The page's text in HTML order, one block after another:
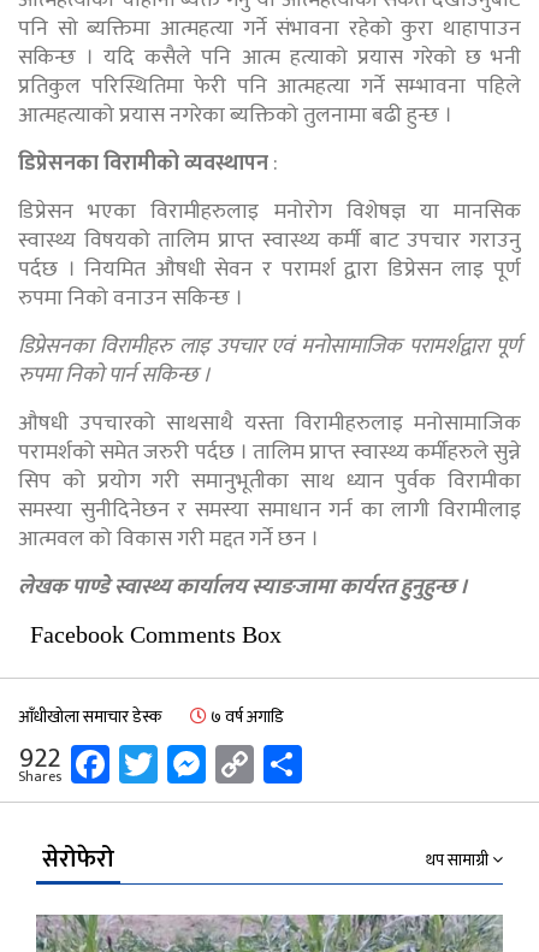
पनि सो ब्यक्तिमा आत्महत्या गर्ने संभावना रहेको कुरा थाहापाउन
सकिन्छ । यदि कसैले पनि आत्म हत्याको प्रयास गरेको छ भनी
प्रतिकुल परिस्थितिमा फेरी पनि आत्महत्या गर्ने सम्भावना पहिले
आत्महत्याको प्रयास नगरेका ब्यक्तिको तुलनामा बढी हुन्छ ।
डिप्रेसनका विरामीको व्यवस्थापन:
डिप्रेसन भएका विरामीहरुलाइ मनोरोग विशेषज्ञ या मानसिक
स्वास्थ्य विषयको तालिम प्राप्त स्वास्थ्य कर्मी बाट उपचार गराउनु
पर्दछ । नियमित औषधी सेवन र परामर्श द्वारा डिप्रेसन लाइ पूर्ण
रुपमा निको वनाउन सकिन्छ ।
डिप्रेसनका विरामीहरु लाइ उपचार एवं मनोसामाजिक परामर्शद्वारा पूर्ण
रुपमा निको पार्न सकिन्छ ।
औषधी उपचारको साथसाथै यस्ता विरामीहरुलाइ मनोसामाजिक
परामर्शको समेत जरुरी पर्दछ । तालिम प्राप्त स्वास्थ्य कर्मीहरुले सुन्ने
सिप को प्रयोग गरी समानुभूतीका साथ ध्यान पुर्वक विरामीका
समस्या सुनीदिनेछन र समस्या समाधान गर्न का लागी विरामीलाइ
आत्मवल को विकास गरी मद्दत गर्ने छन ।
लेखक पाण्डे स्वास्थ्य कार्यालय स्याङजामा कार्यरत हुनुहुन्छ ।
Facebook Comments Box
आँधीखोला समाचार डेस्क ७ वर्ष अगाडि
922
Shares Facebook
Twitter
Messenger
Copy
Link
सेरोफेरो थप सामाग्री